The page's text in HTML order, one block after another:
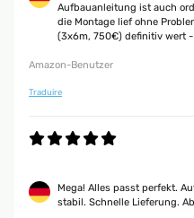
Aufbauanleitung ist auch
die Montage lief ohne
(3x6m, 750€) definitiv wert
Amazon-Benutzer
Traduire
Mega! Alles passt perfekt.
stabil. Schnelle Lieferung.